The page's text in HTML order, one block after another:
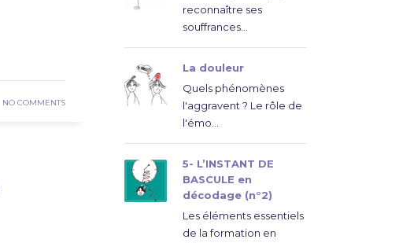
NO COMMENTS
reconnaître ses
souffrances...
La douleur
Quels phénomènes
l'aggravent ? Le rôle de
l'émo...
5- L’INSTANT DE
BASCULE en
décodage (n°2)
Les éléments essentiels
de la formation en